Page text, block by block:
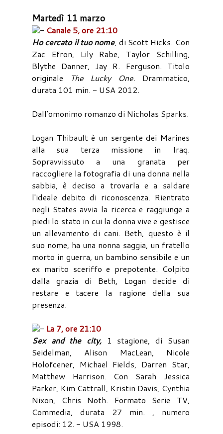
Martedì 11 marzo
- Canale 5, ore 21:10
Ho cercato il tuo nome, di Scott Hicks. Con
Zac Efron, Lily Rabe, Taylor Schilling,
Blythe Danner, Jay R. Ferguson. Titolo
originale
The Lucky One. Drammatico,
durata 101 min. - USA 2012.
Dall'omonimo romanzo di Nicholas Sparks.
Logan Thibault è un sergente dei Marines
alla sua terza missione in Iraq.
Sopravvissuto a una granata per
raccogliere la fotografia di una donna nella
sabbia, è deciso a trovarla e a saldare
l'ideale debito di riconoscenza. Rientrato
negli States avvia la ricerca e raggiunge a
piedi lo stato in cui la donna vive e gestisce
un allevamento di cani. Beth, questo è il
suo nome, ha una nonna saggia, un fratello
morto in guerra, un bambino sensibile e un
ex marito sceriffo e prepotente. Colpito
dalla grazia di Beth, Logan decide di
restare e tacere la ragione della sua
presenza.
- La 7, ore 21:10
Sex and the city, 1 stagione, di Susan
Seidelman, Alison MacLean, Nicole
Holofcener, Michael Fields, Darren Star,
Matthew Harrison. Con Sarah Jessica
Parker, Kim Cattrall, Kristin Davis, Cynthia
Nixon, Chris Noth. Formato Serie TV,
Commedia, durata 27 min. , numero
episodi: 12. - USA 1998.